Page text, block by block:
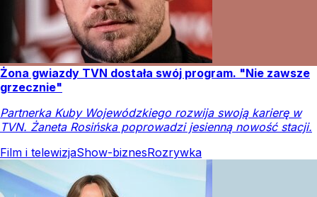
Żona gwiazdy TVN dostała swój program. "Nie zawsze
grzecznie"
Partnerka Kuby Wojewódzkiego rozwija swoją karierę w
TVN. Żaneta Rosińska poprowadzi jesienną nowość stacji.
Film i telewizjaShow-biznesRozrywka